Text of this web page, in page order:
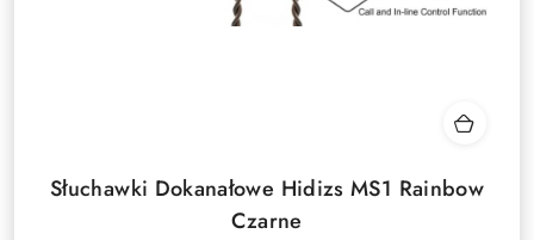
Słuchawki Dokanałowe Hidizs MS1 Rainbow
Czarne